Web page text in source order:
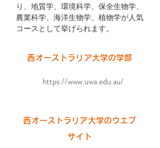
り、地質学、環境科学、保全生物学、
農業科学、海洋生物学、植物学が人気
コースとして挙げられます。
西オーストラリア大学の学部
https://www.uwa.edu.au/
西オーストラリア大学のウエブ
サイト